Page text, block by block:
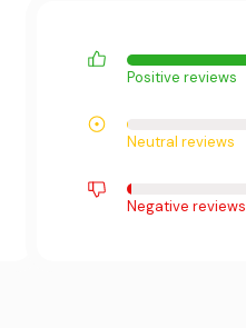
Positive reviews
Neutral reviews
Negative reviews